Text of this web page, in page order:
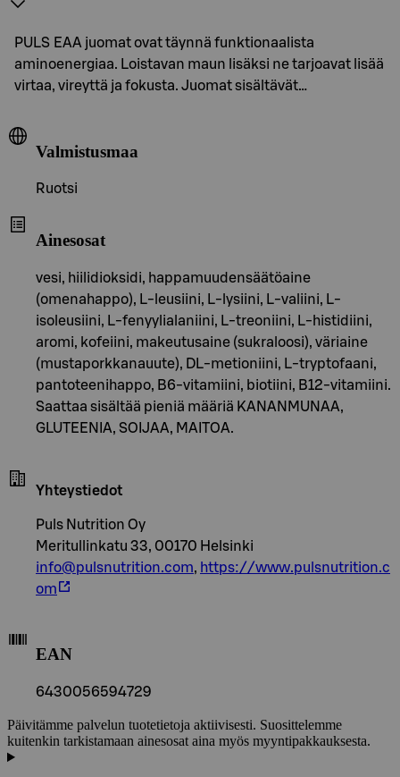
PULS EAA juomat ovat täynnä funktionaalista
aminoenergiaa. Loistavan maun lisäksi ne tarjoavat lisää
virtaa, vireyttä ja fokusta. Juomat sisältävät…
Valmistusmaa
Ruotsi
Ainesosat
vesi, hiilidioksidi, happamuudensäätöaine
(omenahappo), L-leusiini, L-lysiini, L-valiini, L-
isoleusiini, L-fenyylialaniini, L-treoniini, L-histidiini,
aromi, kofeiini, makeutusaine (sukraloosi), väriaine
(mustaporkkanauute), DL-metioniini, L-tryptofaani,
pantoteenihappo, B6-vitamiini, biotiini, B12-vitamiini.
Saattaa sisältää pieniä määriä KANANMUNAA,
GLUTEENIA, SOIJAA, MAITOA.
Yhteystiedot
Puls Nutrition Oy
Meritullinkatu 33, 00170 Helsinki
info@pulsnutrition.com, https://www.pulsnutrition.c
om
EAN
6430056594729
Päivitämme palvelun tuotetietoja aktiivisesti. Suosittelemme
kuitenkin tarkistamaan ainesosat aina myös myyntipakkauksesta.